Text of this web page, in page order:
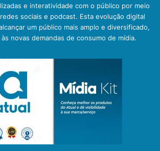
e interatividade com o público por meio
sociais e podcast. Esta evolução digital
um público mais amplo e diversificado,
novas demandas de consumo de mídia.